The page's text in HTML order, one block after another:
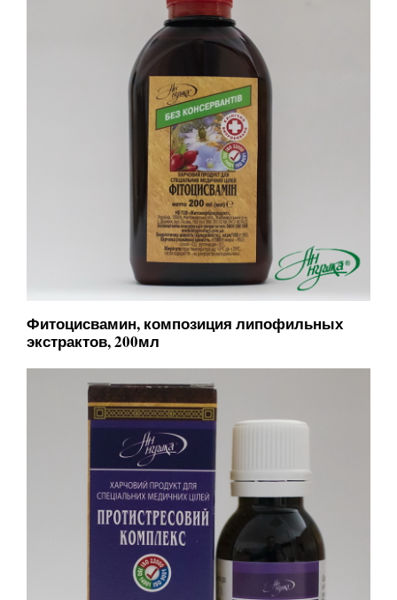
Фитоцисвамин, композиция липофильных
экстрактов, 200мл